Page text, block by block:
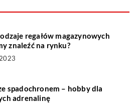
regałów magazynowych
znaleźć na rynku?
spadochronem – hobby dla
adrenalinę